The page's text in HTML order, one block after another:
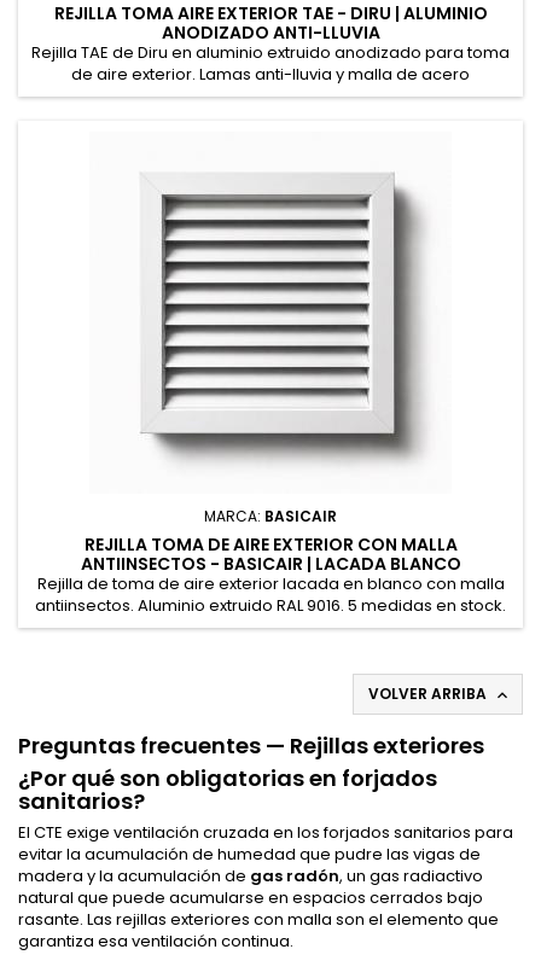
REJILLA TOMA AIRE EXTERIOR TAE - DIRU | ALUMINIO
ANODIZADO ANTI-LLUVIA
Rejilla TAE de Diru en aluminio extruido anodizado para toma
de aire exterior. Lamas anti-lluvia y malla de acero
galvanizado anti-pájaro. Lacable en cualquier color RAL bajo
MARCA: BASICAIR
REJILLA TOMA DE AIRE EXTERIOR CON MALLA
ANTIINSECTOS - BASICAIR | LACADA BLANCO
Rejilla de toma de aire exterior lacada en blanco con malla
antiinsectos. Aluminio extruido RAL 9016. 5 medidas en stock.
Para fachadas, forjados sanitarios y cuartos técnicos.
VOLVER ARRIBA 
Preguntas frecuentes — Rejillas exteriores
¿Por qué son obligatorias en forjados
sanitarios?
El CTE exige ventilación cruzada en los forjados sanitarios para
evitar la acumulación de humedad que pudre las vigas de
madera y la acumulación de gas radón, un gas radiactivo
natural que puede acumularse en espacios cerrados bajo
rasante. Las rejillas exteriores con malla son el elemento que
garantiza esa ventilación continua.